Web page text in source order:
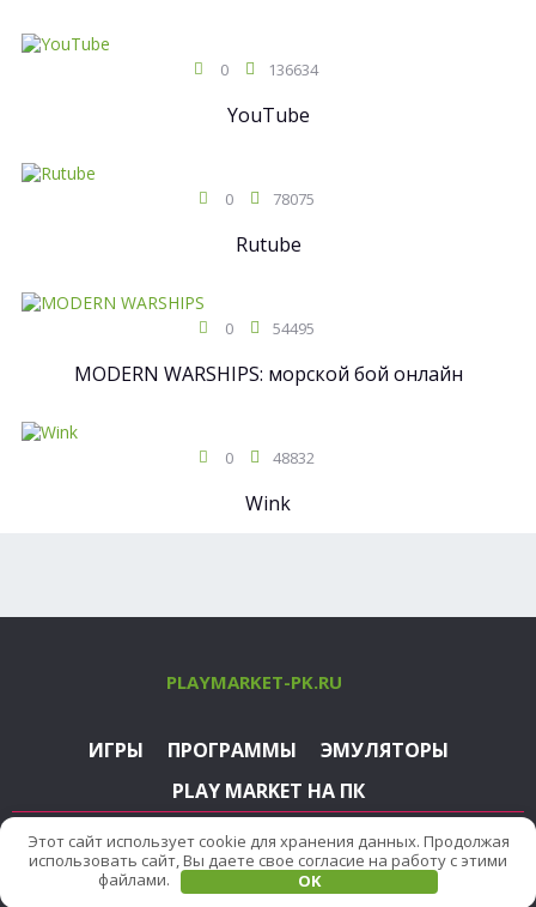
0 136634
YouTube
0 78075
Rutube
0 54495
MODERN WARSHIPS: морской бой онлайн
0 48832
Wink
PLAYMARKET-PK.RU
ИГРЫ ПРОГРАММЫ
ЭМУЛЯТОРЫ
PLAY MARKET НА ПК
PlayMarket-PK.ru - не официальный сайт. Авторство на
информацию на сайте принадлежит автору текстов.
Материалы принадлежат официальным разработчикам.
Этот сайт использует cookie для хранения данных. Продолжая
использовать сайт, Вы даете свое согласие на работу с этими
файлами.
OK